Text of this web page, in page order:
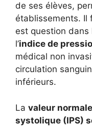
de ses élèves,
établissements. Il
est question
l’indice de
médical non
circulation
inférieurs.
La valeur
systolique (IPS)